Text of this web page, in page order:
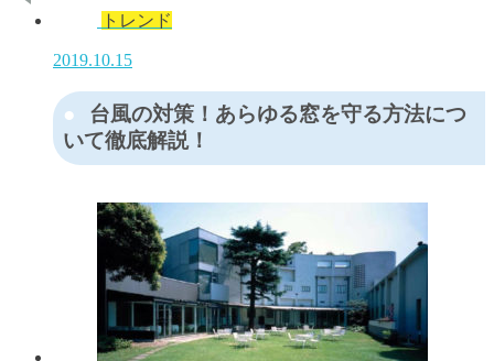
トレンド
2019.10.15
台風の対策！あらゆる窓を守る方法につ
いて徹底解説！